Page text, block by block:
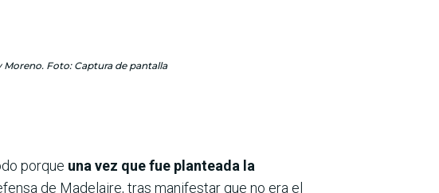
Foto: Captura de pantalla
porque una vez que fue planteada la
de Madelaire, tras manifestar que no era el